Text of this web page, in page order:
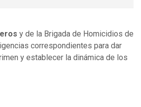
y de la Brigada de Homicidios de
correspondientes para dar
y establecer la dinámica de los